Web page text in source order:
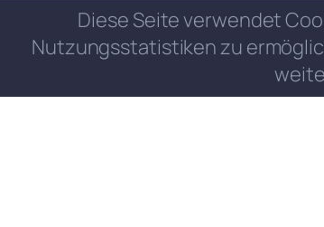
Diese Seite verwendet
Nutzungsstatistiken zu